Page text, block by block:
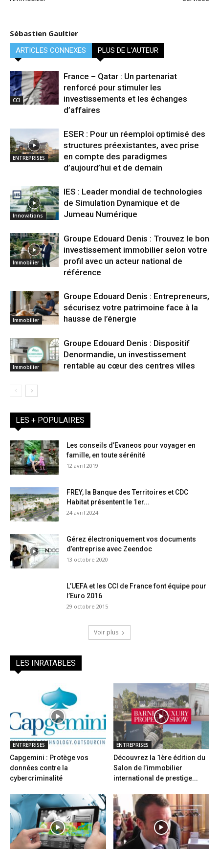
Sébastien Gaultier
ARTICLES CONNEXES PLUS DE L'AUTEUR
CCI
France – Qatar : Un partenariat
renforcé pour stimuler les
investissements et les échanges
d’affaires
ENTREPRISES
ESER : Pour un réemploi optimisé des
structures préexistantes, avec prise
en compte des paradigmes
d’aujourd’hui et de demain
Innovations
IES : Leader mondial de technologies
de Simulation Dynamique et de
Jumeau Numérique
Immobilier
Groupe Edouard Denis : Trouvez le bon
investissement immobilier selon votre
profil avec un acteur national de
référence
Immobilier
Groupe Edouard Denis : Entrepreneurs,
sécurisez votre patrimoine face à la
hausse de l’énergie
Immobilier
Groupe Edouard Denis : Dispositif
Denormandie, un investissement
rentable au cœur des centres villes
LES + POPULAIRES
Les conseils d’Evaneos pour voyager en
famille, en toute sérénité
12 avril 2019
FREY, la Banque des Territoires et CDC
Habitat présentent le 1er...
24 avril 2024
Gérez électroniquement vos documents
d’entreprise avec Zeendoc
13 octobre 2020
L’UEFA et les CCI de France font équipe pour
l’Euro 2016
29 octobre 2015
Voir plus
LES INRATABLES
ENTREPRISES
Capgemini : Protège vos
données contre la
cybercriminalité
ENTREPRISES
Découvrez la 1ère édition du
Salon de l’immobilier
international de prestige...